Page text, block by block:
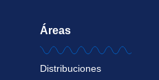
Áreas
Distribuciones